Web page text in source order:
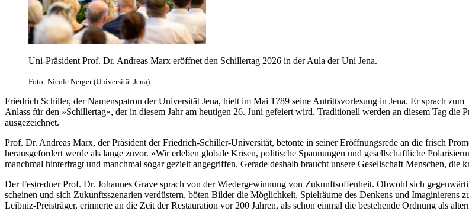
Uni-Präsident Prof. Dr. Andreas Marx eröffnet den Schillertag 2026 in der Aula der Uni Jena.
Foto: Nicole Nerger (Universität Jena)
Friedrich Schiller, der Namenspatron der Universität Jena, hielt im Mai 1789 seine Antrittsvorlesung in Jena. Er sprach
Anlass für den »Schillertag«, der in diesem Jahr am heutigen 26. Juni gefeiert wird. Traditionell werden an diesem Tag die
ausgezeichnet.
Prof. Dr. Andreas Marx, der Präsident der Friedrich-Schiller-Universität, betonte in seiner Eröffnungsrede an die frisch
herausgefordert werde als lange zuvor. »Wir erleben globale Krisen, politische Spannungen und gesellschaftliche
manchmal hinterfragt und manchmal sogar gezielt angegriffen. Gerade deshalb braucht unsere Gesellschaft Menschen,
Der Festredner Prof. Dr. Johannes Grave sprach von der Wiedergewinnung von Zukunftsoffenheit. Obwohl sich
scheinen und sich Zukunftsszenarien verdüstern, böten Bilder die Möglichkeit, Spielräume des Denkens und Imaginierens
Leibniz-Preisträger, erinnerte an die Zeit der Restauration vor 200 Jahren, als schon einmal die bestehende Ordnung als